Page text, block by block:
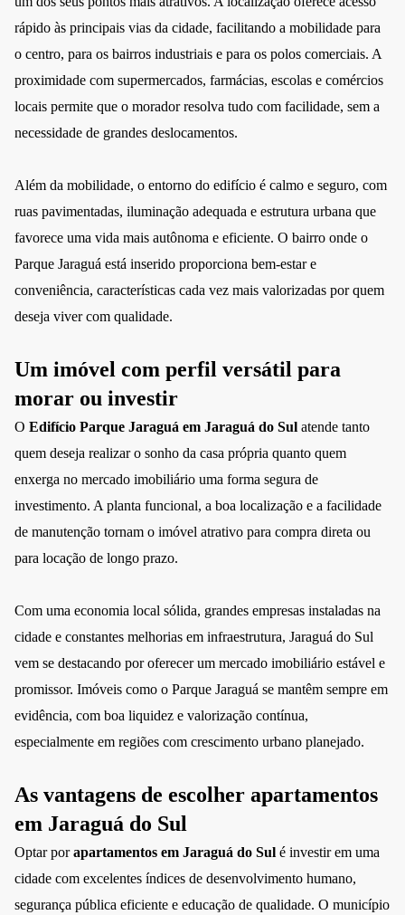
rápido às principais vias da cidade, facilitando a mobilidade para
o centro, para os bairros industriais e para os polos comerciais. A
proximidade com supermercados, farmácias, escolas e comércios
locais permite que o morador resolva tudo com facilidade, sem a
necessidade de grandes deslocamentos.
Além da mobilidade, o entorno do edifício é calmo e seguro, com
ruas pavimentadas, iluminação adequada e estrutura urbana que
favorece uma vida mais autônoma e eficiente. O bairro onde o
Parque Jaraguá está inserido proporciona bem-estar e
conveniência, características cada vez mais valorizadas por quem
deseja viver com qualidade.
Um imóvel com perfil versátil para
morar ou investir
O Edifício Parque Jaraguá em Jaraguá do Sul atende tanto
quem deseja realizar o sonho da casa própria quanto quem
enxerga no mercado imobiliário uma forma segura de
investimento. A planta funcional, a boa localização e a facilidade
de manutenção tornam o imóvel atrativo para compra direta ou
para locação de longo prazo.
Com uma economia local sólida, grandes empresas instaladas na
cidade e constantes melhorias em infraestrutura, Jaraguá do Sul
vem se destacando por oferecer um mercado imobiliário estável e
promissor. Imóveis como o Parque Jaraguá se mantêm sempre em
evidência, com boa liquidez e valorização contínua,
especialmente em regiões com crescimento urbano planejado.
As vantagens de escolher apartamentos
em Jaraguá do Sul
Optar porapartamentos em Jaraguá do Sul é investir em uma
cidade com excelentes índices de desenvolvimento humano,
segurança pública eficiente e educação de qualidade. O município